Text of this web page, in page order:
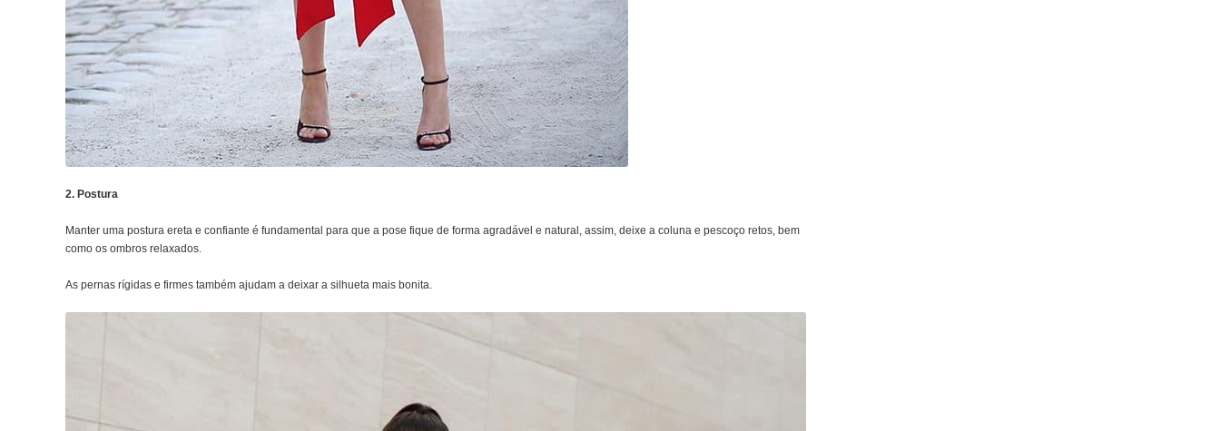
2. Postura
Manter uma postura ereta e confiante é fundamental para que a pose fique de forma agradável e natural, assim, deixe a coluna e pescoço retos, bem
como os ombros relaxados.
As pernas rígidas e firmes também ajudam a deixar a silhueta mais bonita.